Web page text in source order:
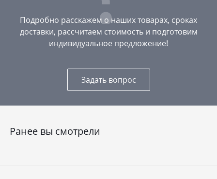
Подробно расскажем о наших товарах, сроках
доставки, рассчитаем стоимость и подготовим
индивидуальное предложение!
Задать вопрос
Ранее вы смотрели